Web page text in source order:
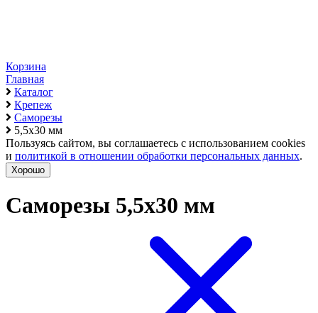
Корзина
Главная
Каталог
Крепеж
Саморезы
5,5х30 мм
Пользуясь сайтом, вы соглашаетесь с использованием cookies
и политикой в отношении обработки персональных данных.
Хорошо
Саморезы 5,5х30 мм